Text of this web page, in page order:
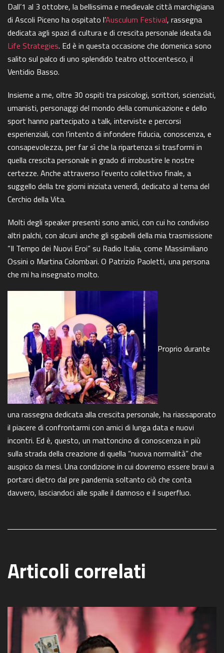
Dall’1 al 3 ottobre, la bellissima e medievale città marchigiana
di Ascoli Piceno ha ospitato l’Ausculum Festival, rassegna
dedicata agli spazi di cultura e di crescita personale ideata da
Life Strategies. Ed è in questa occasione che domenica sono
salito sul palco di uno splendido teatro ottocentesco, il
Ventidio Basso.
Insieme a me, oltre 30 ospiti tra psicologi, scrittori, scienziati,
umanisti, personaggi del mondo della comunicazione e dello
sport hanno partecipato a talk, interviste e percorsi
esperienziali, con l’intento di infondere fiducia, conoscenza, e
consapevolezza, per far sì che la ripartenza si trasformi in
quella crescita personale in grado di irrobustire le nostre
certezze. Anche attraverso l’evento collettivo finale, a
suggello della tre giorni iniziata venerdì, dedicato al tema del
Cerchio della Vita.
Molti degli speaker presenti sono amici, con cui ho condiviso
altri palchi, con alcuni anche gli sgabelli della mia trasmissione
“Il Tempo dei Nuovi Eroi” su Radio Italia, come Massimiliano
Ossini o Martina Colombari. O Patrizio Paoletti, una persona
che mi ha insegnato molto.
Proprio durante
una rassegna dedicata alla crescita personale, ha riassaporato
il piacere di confrontarmi con amici di lunga data e nuovi
incontri. Ed è, questo, un mattoncino di conoscenza in più
sulla strada della creazione di quella “nuova normalità” che
auspico da mesi. Una condizione in cui dovremo essere bravi a
portarci dietro dal pre pandemia soltanto ciò che conta
davvero, lasciandoci alle spalle il dannoso e il superfluo.
Articoli correlati